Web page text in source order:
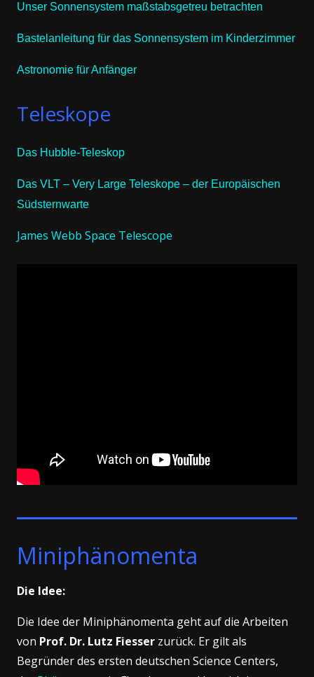
Unser Sonnensystem maßstabsgetreu betrachten
Bastelanleitung für das Sonnensystem im Kinderzimmer
Astronomie für Anfänger
Teleskope
Das Hubble-Teleskop
Das VLT – Very Large Teleskope – der Europäischen
Südsternwarte
James Webb Space Telescope
Miniphänomenta
Die Idee:
Die Idee der Miniphänomenta geht auf die Arbeiten
von Prof. Dr. Lutz Fiesser zurück. Er gilt als
Begründer des ersten deutschen Science Centers,